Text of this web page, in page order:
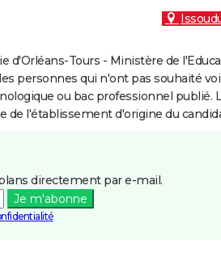
d'Orléans-Tours - Ministère de
personnes qui n'ont pas souhaité
ou bac professionnel publié.
de l'établissement d'origine du
directement par e-mail.
Je m'abonne